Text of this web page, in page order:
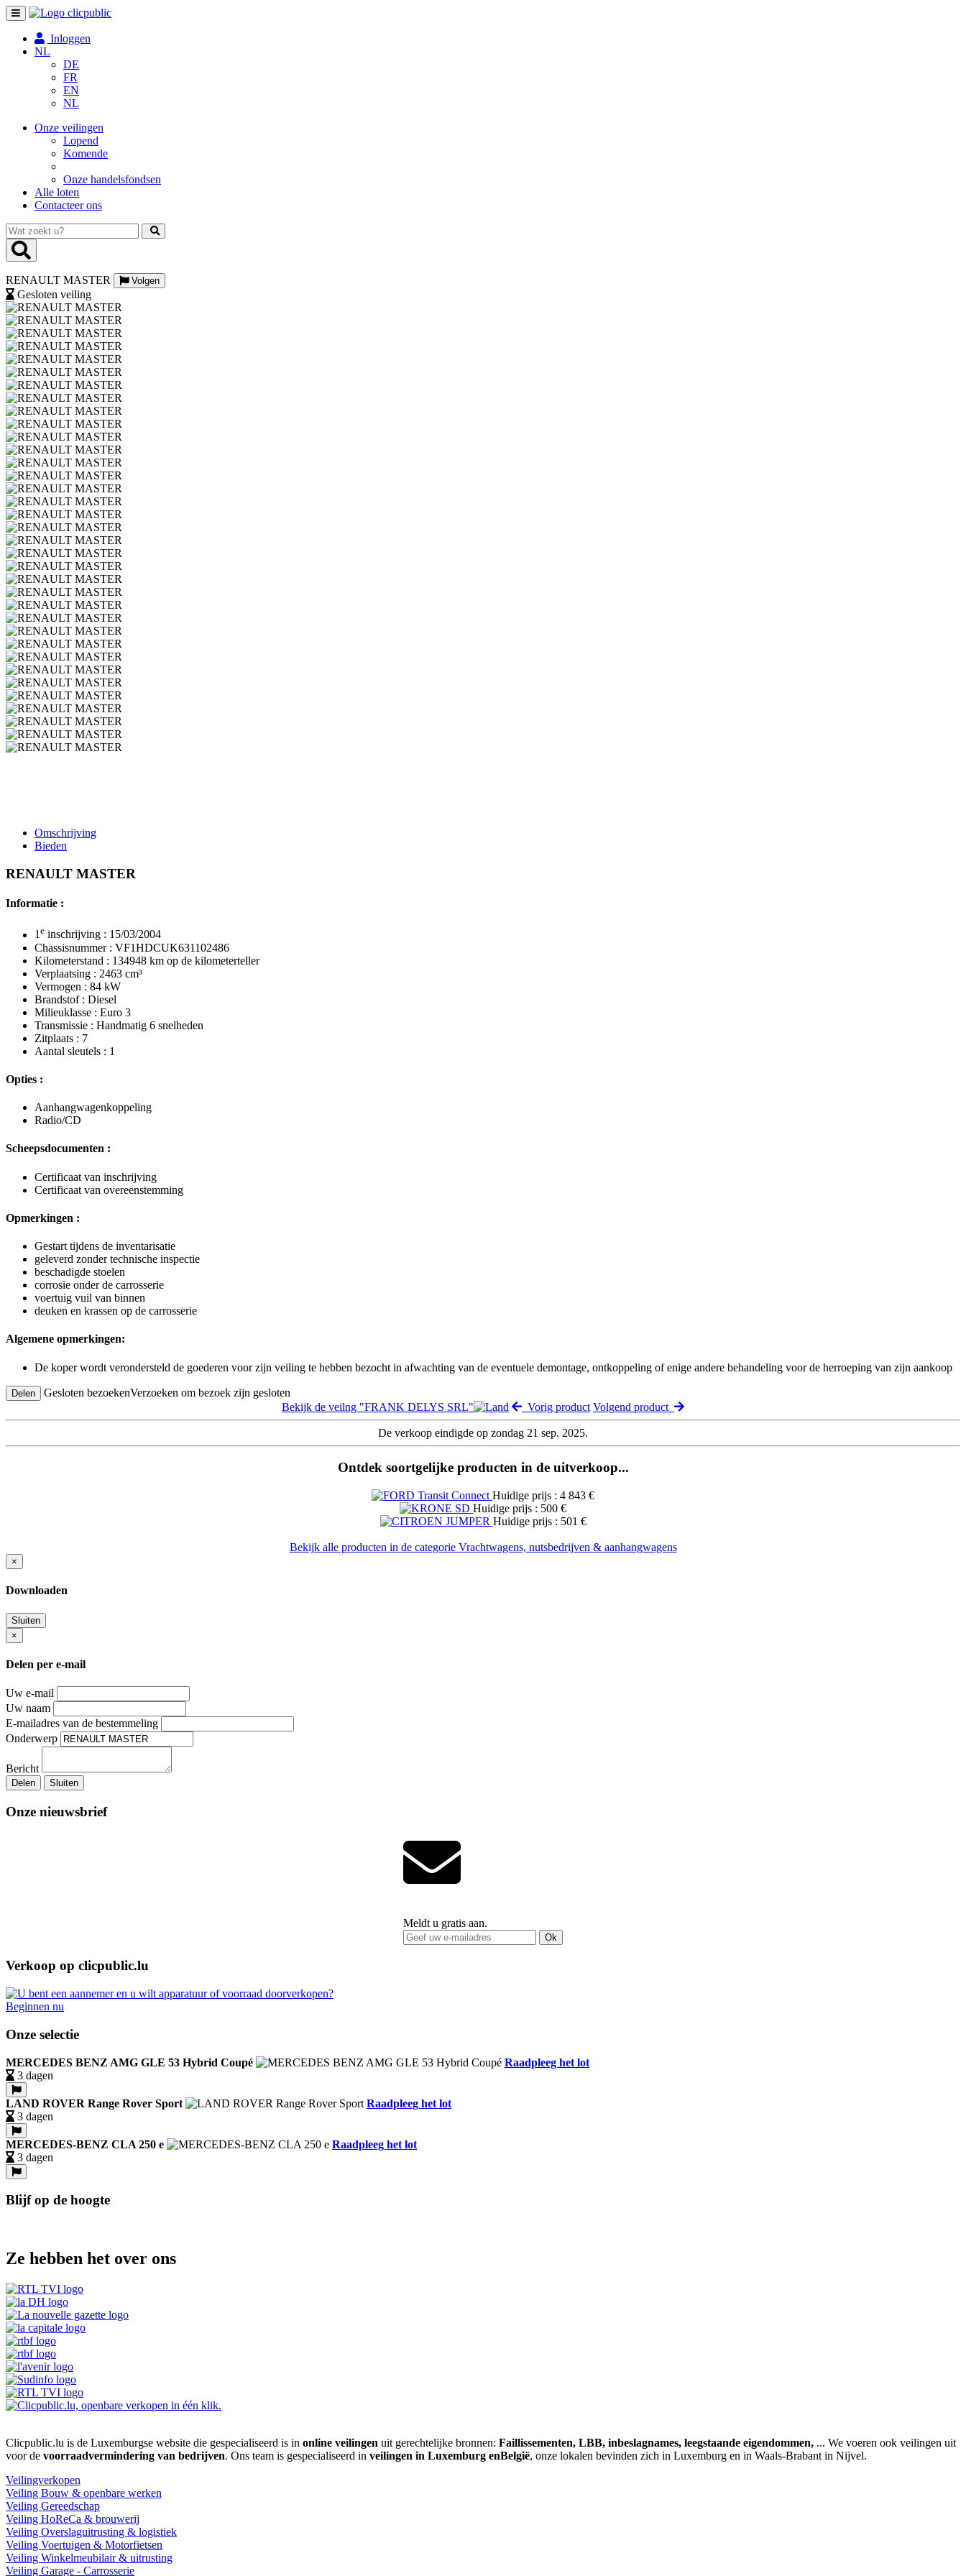
Toggle
navigation
Inloggen
NL
DE
FR
EN
NL
Onze veilingen
Lopend
Komende
Onze handelsfondsen
Alle loten
Contacteer ons
Wat
zoekt
u?
RENAULT MASTER Volgen
Gesloten veiling
Omschrijving
Bieden
RENAULT MASTER
Informatie :
1e inschrijving : 15/03/2004
Chassisnummer : VF1HDCUK631102486
Kilometerstand : 134948 km op de kilometerteller
Verplaatsing : 2463 cm³
Vermogen : 84 kW
Brandstof : Diesel
Milieuklasse : Euro 3
Transmissie : Handmatig 6 snelheden
Zitplaats : 7
Aantal sleutels : 1
Opties :
Aanhangwagenkoppeling
Radio/CD
Scheepsdocumenten :
Certificaat van inschrijving
Certificaat van overeenstemming
Opmerkingen :
Gestart tijdens de inventarisatie
geleverd zonder technische inspectie
beschadigde stoelen
corrosie onder de carrosserie
voertuig vuil van binnen
deuken en krassen op de carrosserie
Algemene opmerkingen:
De koper wordt verondersteld de goederen voor zijn veiling te hebben bezocht in afwachting van de eventuele demontage, ontkoppeling of enige andere behandeling voor de herroeping van zijn aankoop
Delen Gesloten bezoekenVerzoeken om bezoek zijn gesloten
Bekijk de veilng "FRANK DELYS SRL"
Vorig product Volgend product
De verkoop eindigde op zondag 21 sep. 2025.
Ontdek soortgelijke producten in de uitverkoop...
Huidige prijs : 4 843 €
Huidige prijs : 500 €
Huidige prijs : 501 €
Bekijk alle producten in de categorie Vrachtwagens, nutsbedrijven & aanhangwagens
×
Downloaden
Sluiten
×
Delen per e-mail
Uw e-mail
Uw naam
E-mailadres van de bestemmeling
Onderwerp
Bericht
Delen Sluiten
Onze nieuwsbrief
Meldt u gratis aan.
Ok
Verkoop op clicpublic.lu
Beginnen nu
Onze selectie
MERCEDES BENZ AMG GLE 53 Hybrid Coupé
Raadpleeg het lot
3 dagen
LAND ROVER Range Rover Sport
Raadpleeg het lot
3 dagen
MERCEDES-BENZ CLA 250 e
Raadpleeg het lot
3 dagen
Blijf op de hoogte
Ze hebben het over ons
Clicpublic.lu is de Luxemburgse website die gespecialiseerd is in online veilingen uit gerechtelijke bronnen: Faillissementen, LBB, inbeslagnames, leegstaande eigendommen, ... We voeren ook veilingen uit
voor de voorraadvermindering van bedrijven. Ons team is gespecialiseerd in veilingen in Luxemburg enBelgië, onze lokalen bevinden zich in Luxemburg en in Waals-Brabant in Nijvel.
Veilingverkopen
Veiling Bouw & openbare werken
Veiling Gereedschap
Veiling HoReCa & brouwerij
Veiling Overslaguitrusting & logistiek
Veiling Voertuigen & Motorfietsen
Veiling Winkelmeubilair & uitrusting
Veiling Garage - Carrosserie